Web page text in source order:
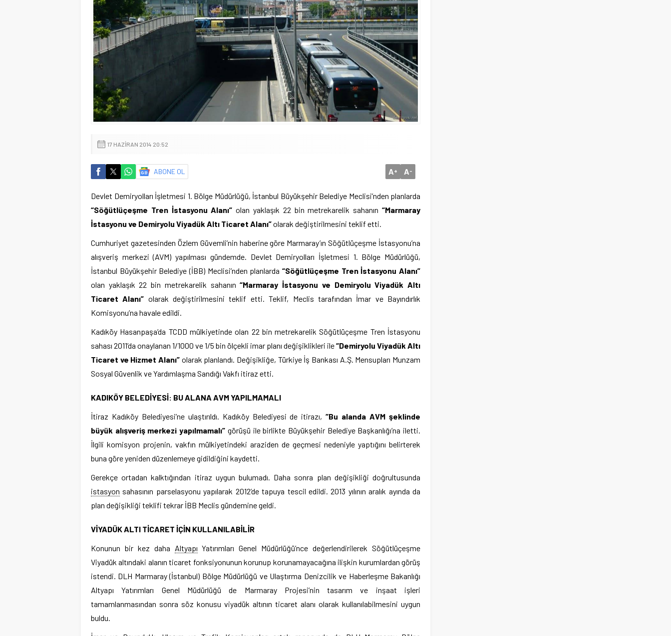
17 HAZIRAN 2014 20:52
ABONE OL A+ A-
Devlet Demiryolları İşletmesi 1. Bölge Müdürlüğü, İstanbul Büyükşehir Belediye Meclisi’nden planlarda
“Söğütlüçeşme Tren İstasyonu Alanı” olan yaklaşık 22 bin metrekarelik sahanın“Marmaray
İstasyonu ve Demiryolu Viyadük Altı Ticaret Alanı”olarak değiştirilmesini teklif etti.
Cumhuriyet gazetesinden Özlem Güvemli’nin haberine göre Marmaray’ın Söğütlüçeşme İstasyonu’na
alışveriş merkezi (AVM) yapılması gündemde. Devlet Demiryolları İşletmesi 1. Bölge Müdürlüğü,
İstanbul Büyükşehir Belediye (İBB) Meclisi’nden planlarda “Söğütlüçeşme Tren İstasyonu Alanı”
olan yaklaşık 22 bin metrekarelik sahanın“Marmaray İstasyonu ve Demiryolu Viyadük Altı
Ticaret Alanı” olarak değiştirilmesini teklif etti. Teklif, Meclis tarafından İmar ve Bayındırlık
Komisyonu’na havale edildi.
Kadıköy Hasanpaşa’da TCDD mülkiyetinde olan 22 bin metrekarelik Söğütlüçeşme Tren İstasyonu
sahası 2011’da onaylanan 1/1000 ve 1/5 bin ölçekli imar planı değişiklikleri ile“Demiryolu Viyadük Altı
Ticaret ve Hizmet Alanı” olarak planlandı. Değişikliğe, Türkiye İş Bankası A.Ş. Mensupları Munzam
Sosyal Güvenlik ve Yardımlaşma Sandığı Vakfı itiraz etti.
KADIKÖY BELEDİYESİ: BU ALANA AVM YAPILMAMALI
İtiraz Kadıköy Belediyesi’ne ulaştırıldı. Kadıköy Belediyesi de itirazı,“Bu alanda AVM şeklinde
büyük alışveriş merkezi yapılmamalı” görüşü ile birlikte Büyükşehir Belediye Başkanlığı’na iletti.
İlgili komisyon projenin, vakfın mülkiyetindeki araziden de geçmesi nedeniyle yaptığını belirterek
buna göre yeniden düzenlemeye gidildiğini kaydetti.
Gerekçe ortadan kalktığından itiraz uygun bulumadı. Daha sonra plan değişikliği doğrultusunda
istasyon sahasının parselasyonu yapılarak 2012’de tapuya tescil edildi. 2013 yılının aralık ayında da
plan değişikliği teklifi tekrar İBB Meclis gündemine geldi.
VİYADÜK ALTI TİCARET İÇİN KULLANILABİLİR
Konunun bir kez daha Altyapı Yatırımları Genel Müdürlüğü’nce değerlendirilerek Söğütlüçeşme
Viyadük altındaki alanın ticaret fonksiyonunun korunup korunamayacağına ilişkin kurumlardan görüş
istendi. DLH Marmaray (İstanbul) Bölge Müdürlüğü ve Ulaştırma Denizcilik ve Haberleşme Bakanlığı
Altyapı Yatırımları Genel Müdürlüğü de Marmaray Projesi’nin tasarım ve inşaat işleri
tamamlanmasından sonra söz konusu viyadük altının ticaret alanı olarak kullanılabilmesini uygun
buldu.